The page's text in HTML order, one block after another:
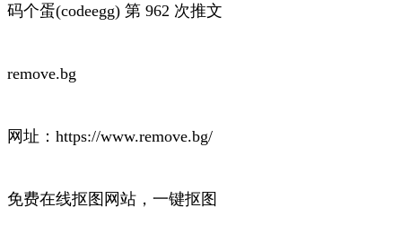
码个蛋(codeegg) 第 962 次推文
remove.bg
网址：https://www.remove.bg/
免费在线抠图网站，一键抠图